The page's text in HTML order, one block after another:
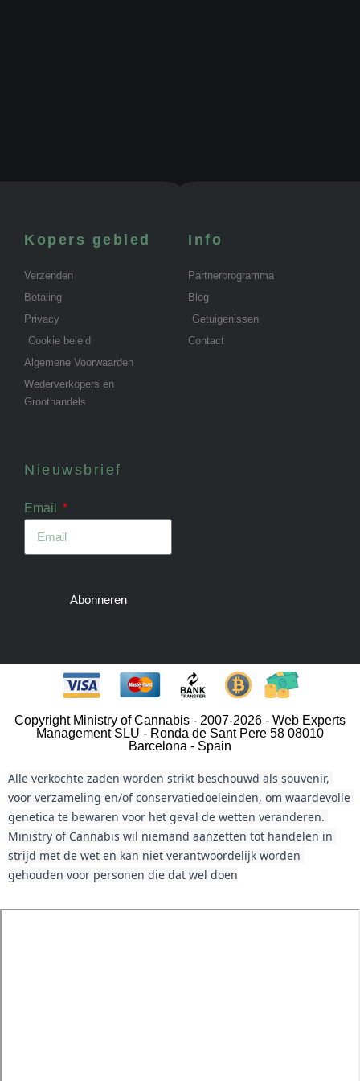
Kopers gebied
Verzenden
Betaling
Privacy
Cookie beleid
Algemene Voorwaarden
Wederverkopers en
Groothandels
Info
Partnerprogramma
Blog
Getuigenissen
Contact
Nieuwsbrief
Email
Abonneren
Copyright Ministry of Cannabis - 2007-2026 - Web Experts
Management SLU - Ronda de Sant Pere 58 08010
Barcelona - Spain
Alle verkochte zaden worden strikt beschouwd als souvenir,
voor verzameling en/of conservatiedoeleinden, om waardevolle
genetica te bewaren voor het geval de wetten veranderen.
Ministry of Cannabis wil niemand aanzetten tot handelen in
strijd met de wet en kan niet verantwoordelijk worden
gehouden voor personen die dat wel doen